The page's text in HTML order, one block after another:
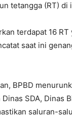
tetangga (RT) di
terdapat 16
saat ini
BPBD
SDA, Dinas
saluran-